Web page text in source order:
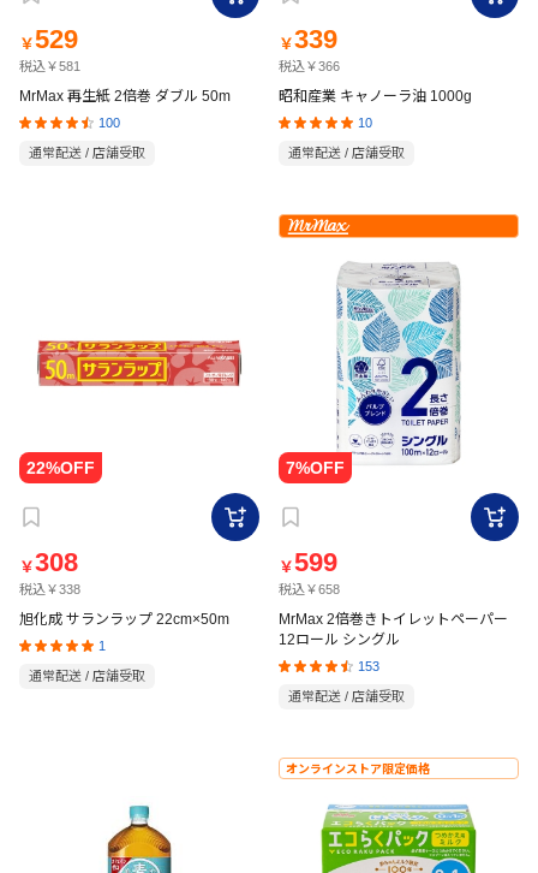
￥529
税込￥581
MrMax 再生紙 2倍巻 ダブル 50m
100
通常配送 / 店舗受取
￥339
税込￥366
昭和産業 キャノーラ油 1000g
10
通常配送 / 店舗受取
￥308
税込￥338
旭化成 サランラップ 22cm×50m
1
通常配送 / 店舗受取
￥599
税込￥658
MrMax 2倍巻きトイレットペーパー
12ロール シングル
153
通常配送 / 店舗受取
オンラインストア限定価格